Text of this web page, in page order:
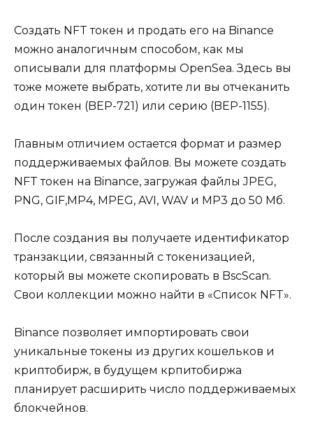
Создать NFT токен и продать его на Binance
можно аналогичным способом, как мы
описывали для платформы OpenSea. Здесь вы
тоже можете выбрать, хотите ли вы отчеканить
один токен (BEP-721) или серию (BEP-1155).
Главным отличием остается формат и размер
поддерживаемых файлов. Вы можете создать
NFT токен на Binance, загружая файлы JPEG,
PNG, GIF,MP4, MPEG, AVI, WAV и MP3 до 50 Мб.
После создания вы получаете идентификатор
транзакции, связанный с токенизацией,
который вы можете скопировать в BscScan.
Свои коллекции можно найти в «Список NFT».
Binance позволяет импортировать свои
уникальные токены из других кошельков и
криптобирж, в будущем крпитобиржа
планирует расширить число поддерживаемых
блокчейнов.